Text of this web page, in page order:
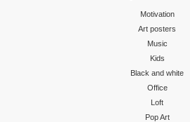
Motivation
Art posters
Music
Kids
Black and white
Office
Loft
Pop Art